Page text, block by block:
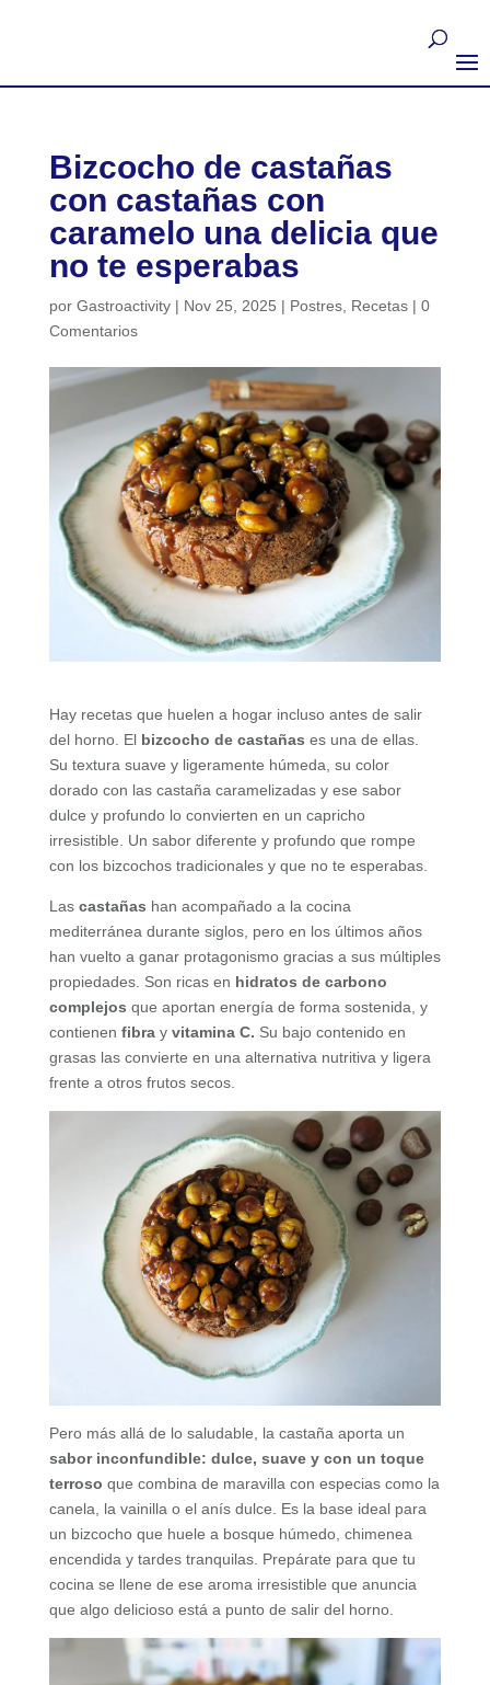
Bizcocho de castañas
con castañas con
caramelo una delicia que
no te esperabas
por Gastroactivity| Nov 25, 2025 | Postres, Recetas| 0
Comentarios
Hay recetas que huelen a hogar incluso antes de salir
del horno. El bizcocho de castañas es una de ellas.
Su textura suave y ligeramente húmeda, su color
dorado con las castaña caramelizadas y ese sabor
dulce y profundo lo convierten en un capricho
irresistible. Un sabor diferente y profundo que rompe
con los bizcochos tradicionales y que no te esperabas.
Las castañas han acompañado a la cocina
mediterránea durante siglos, pero en los últimos años
han vuelto a ganar protagonismo gracias a sus múltiples
propiedades. Son ricas en hidratos de carbono
complejos que aportan energía de forma sostenida, y
contienen fibray vitamina C. Su bajo contenido en
grasas las convierte en una alternativa nutritiva y ligera
frente a otros frutos secos.
Pero más allá de lo saludable, la castaña aporta un
sabor inconfundible: dulce, suave y con un toque
terroso que combina de maravilla con especias como la
canela, la vainilla o el anís dulce. Es la base ideal para
un bizcocho que huele a bosque húmedo, chimenea
encendida y tardes tranquilas. Prepárate para que tu
cocina se llene de ese aroma irresistible que anuncia
que algo delicioso está a punto de salir del horno.